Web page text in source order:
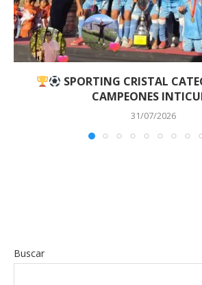
SPORTING CRISTAL
CAMPEONES
31/07/2026
Buscar